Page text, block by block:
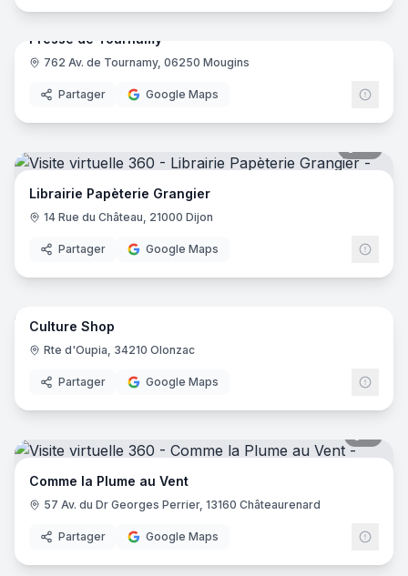
Presse de Tournamy
762 Av. de Tournamy, 06250 Mougins
Partager Google Maps
Librairie Papèterie Grangier
14 Rue du Château, 21000 Dijon
Partager Google Maps
10
Culture Shop
Rte d'Oupia, 34210 Olonzac
Partager Google Maps
Comme la Plume au Vent
57 Av. du Dr Georges Perrier, 13160 Châteaurenard
Partager Google Maps
14